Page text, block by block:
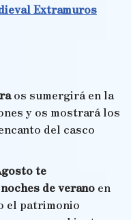
Extramuros
os sumergirá en la
y os mostrará los
del casco
te
de verano en
el patrimonio